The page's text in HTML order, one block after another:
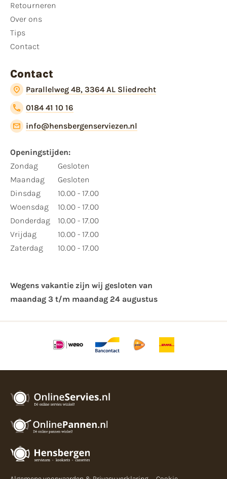
Retourneren
Over ons
Tips
Contact
Contact
Parallelweg 4B, 3364 AL Sliedrecht
0184 41 10 16
info@hensbergenserviezen.nl
Openingstijden:
Zondag
Maandag
Dinsdag
Woensdag
Donderdag
Vrijdag
Zaterdag
Gesloten
Gesloten
10.00 - 17.00
10.00 - 17.00
10.00 - 17.00
10.00 - 17.00
10.00 - 17.00
Wegens vakantie zijn wij gesloten van ​
maandag 3 t/m maandag 24 augustus